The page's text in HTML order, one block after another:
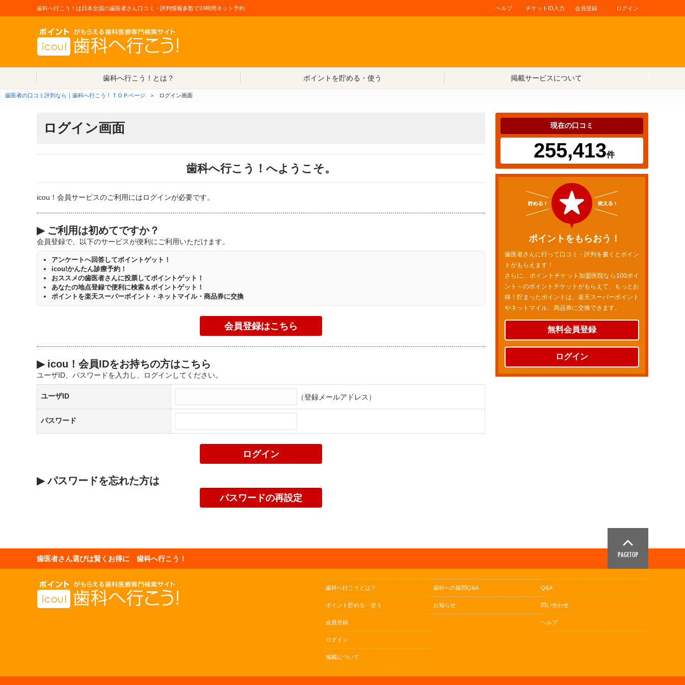
歯科へ行こう！は日本全国の歯医者さん口コミ・評判情報多数で24時間ネット予約 ヘルプ チケットID入力 会員登録 ログイン
歯科へ行こう！とは？
ポイントを貯める・使う 掲載サービスについて
歯医者の口コミ評判なら｜歯科へ行こう！ＴＯＰページ ＞ ログイン画面
ログイン画面
歯科へ行こう！へようこそ。
icou！会員サービスのご利用にはログインが必要です。
▶ ご利用は初めてですか？
会員登録で、以下のサービスが便利にご利用いただけます。
アンケートへ回答してポイントゲット！
icou!かんたん診療予約！
おススメの歯医者さんに投票してポイントゲット！
あなたの地点登録で便利に検索＆ポイントゲット！
ポイントを楽天スーパーポイント・ネットマイル・商品券に交換
▶ icou！会員IDをお持ちの方はこちら
ユーザID、パスワードを入力し、ログインしてください。
ユーザID （登録メールアドレス）
パスワード
▶ パスワードを忘れた方は
現在の口コミ
255,413件
ポイントをもらおう！
歯医者さんに行って口コミ・評判を書くとポイン
トがもらえます！
さらに、ポイントチケット加盟医院なら100ポイ
ント～のポイントチケットがもらえて、もっとお
得！貯まったポイントは、楽天スーパーポイント
やネットマイル、商品券に交換できます。
無料会員登録
ログイン
歯医者さん選びは賢くお得に 歯科へ行こう！
歯科へ行こうとは？
ポイント貯める・使う
会員登録
ログイン
掲載について
歯科への疑問Q&A
お知らせ
Q&A
問い合わせ
ヘルプ